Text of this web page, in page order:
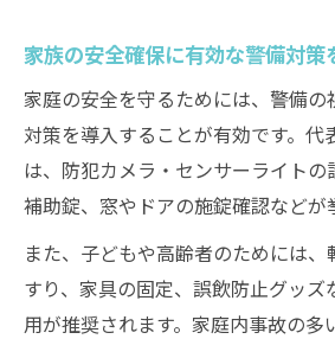
家族の安全確保に有効な警備対策
家庭の安全を守るためには、警備
対策を導入することが有効です。代
は、防犯カメラ・センサーライト
補助錠、窓やドアの施錠確認などが
また、子どもや高齢者のためには
すり、家具の固定、誤飲防止グッ
用が推奨されます。家庭内事故の多